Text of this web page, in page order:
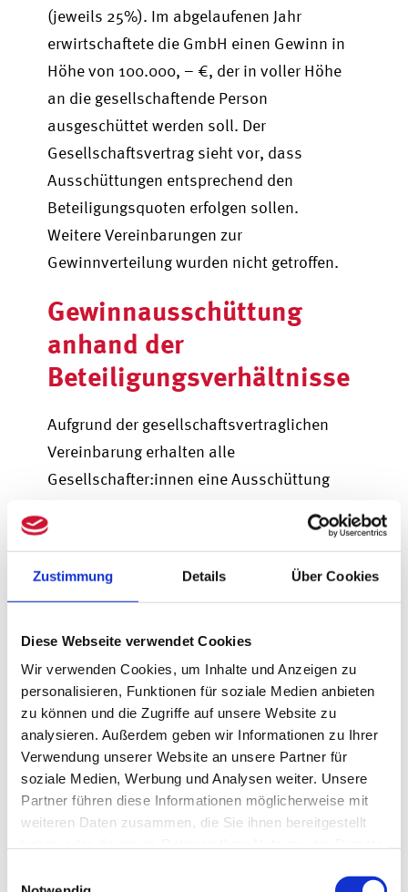
Zustimmung Details Über Cookies
Diese Webseite verwendet Cookies
Wir verwenden Cookies, um Inhalte und Anzeigen zu
personalisieren, Funktionen für soziale Medien anbieten
zu können und die Zugriffe auf unsere Website zu
analysieren. Außerdem geben wir Informationen zu Ihrer
Verwendung unserer Website an unsere Partner für
soziale Medien, Werbung und Analysen weiter. Unsere
Partner führen diese Informationen möglicherweise mit
weiteren Daten zusammen, die Sie ihnen bereitgestellt
(jeweils 25%). Im abgelaufenen Jahr
erwirtschaftete die GmbH einen Gewinn in
Höhe von 100.000, – €, der in voller Höhe
an die gesellschaftende Person
ausgeschüttet werden soll. Der
Gesellschaftsvertrag sieht vor, dass
Ausschüttungen entsprechend den
Beteiligungsquoten erfolgen sollen.
Weitere Vereinbarungen zur
Gewinnverteilung wurden nicht getroffen.
Gewinnausschüttung
anhand der
Beteiligungsverhältnisse
Aufgrund der gesellschaftsvertraglichen
Vereinbarung erhalten alle
Gesellschafter:innen eine Ausschüttung
veranlassen.
Disquotale
Die Gesellschaft beschließt, dass A und B
(z.B. aufgrund besonderer Leistungen)
jeweils 30.000, – € erhalten sollen und C
und D jeweils nur 20.000, – €. Nun stellt
sich die Frage, welche Voraussetzungen
erfüllt sein müssen, damit diese
Gewinnverteilung auch steuerlich
anzuerkennen ist und wie die Besteuerung
dieser Ausschüttungen erfolgt.